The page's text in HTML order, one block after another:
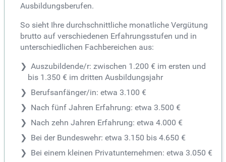
Ausbildungsberufen.
So sieht Ihre durchschnittliche monatliche Vergütung
brutto auf verschiedenen Erfahrungsstufen und in
unterschiedlichen Fachbereichen aus:
Auszubildende/r: zwischen 1.200 € im ersten und
bis 1.350 € im dritten Ausbildungsjahr
Berufsanfänger/in: etwa 3.100 €
Nach fünf Jahren Erfahrung: etwa 3.500 €
Nach zehn Jahren Erfahrung: etwa 4.000 €
Bei der Bundeswehr: etwa 3.150 bis 4.650 €
Bei einem kleinen Privatunternehmen: etwa 3.050 €